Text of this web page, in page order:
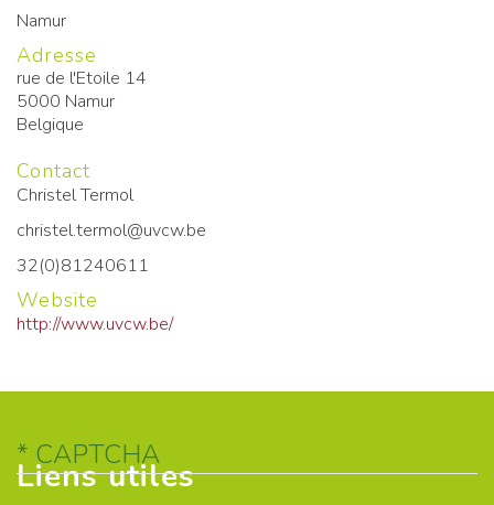
Namur
Adresse
rue de l'Etoile 14
5000 Namur
Belgique
Contact
Christel Termol
christel.termol@uvcw.be
32(0)81240611
Website
http://www.uvcw.be/
Liens utiles
CAPTCHA